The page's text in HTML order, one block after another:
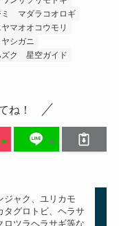
マダラコオロギ
マオオコウモリ
ヤシガニ
ク
星空ガイド
ね！
ジャク、ユリカモ
タグロトビ、ヘラサ
ロツラヘラサギ等な